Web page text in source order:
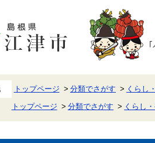
トップページ 分類でさがす くらし
トップページ 分類でさがす くらし